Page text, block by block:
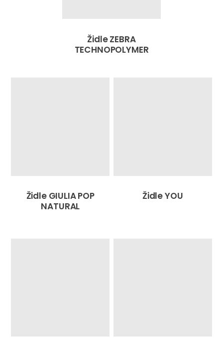
Židle ZEBRA
TECHNOPOLYMER
Židle GIULIA POP
NATURAL
Židle YOU